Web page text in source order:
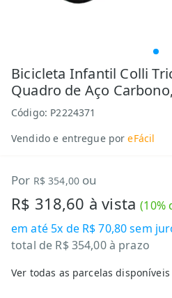
Bicicleta Infantil Colli
Quadro de Aço
Código: P2224371
Vendido e entregue por eFácil
Por R$ 354,00 ou
R$ 318,60 à vista(10%
em até 5x de R$ 70,80sem
total de R$ 354,00à prazo
Ver todas as parcelas disponíveis